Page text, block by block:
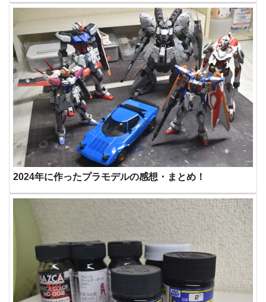
2024年に作ったプラモデルの感想・まとめ！